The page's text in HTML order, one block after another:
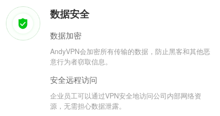
数据安全
数据加密
AndyVPN会加密所有传输的数据，防止黑客和其他恶
意行为者窃取信息。
安全远程访问
企业员工可以通过VPN安全地访问公司内部网络资
源，无需担心数据泄露。